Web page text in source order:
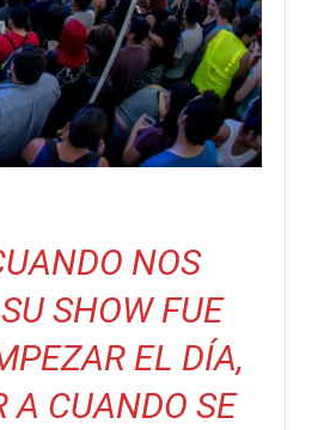
NOS
SHOW FUE
EL DÍA,
A CUANDO SE